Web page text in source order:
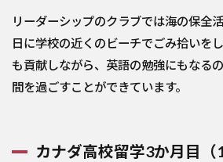
リーダーシップのクラブでは海の保全
日に学校の近くのビーチでごみ拾いを
も貢献しながら、英語の勉強にもなる
間を過ごすことができています。
カナダ高校留学3か月目（